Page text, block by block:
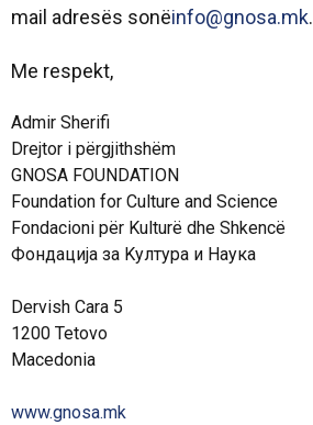
mail adresës sonëinfo@gnosa.mk.
Me respekt,
Admir Sherifi
Drejtor i përgjithshëm
GNOSA FOUNDATION
Foundation for Culture and Science
Fondacioni për Kulturë dhe Shkencë
Фондација за Kултура и Наука
Dervish Cara 5
1200 Tetovo
Macedonia
www.gnosa.mk